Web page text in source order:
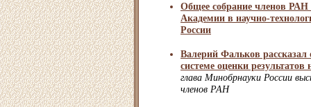
Общее собрание членов РАН
Академии в научно-
России
Валерий Фальков рассказал
системе оценки
глава Минобрнауки России
членов РАН